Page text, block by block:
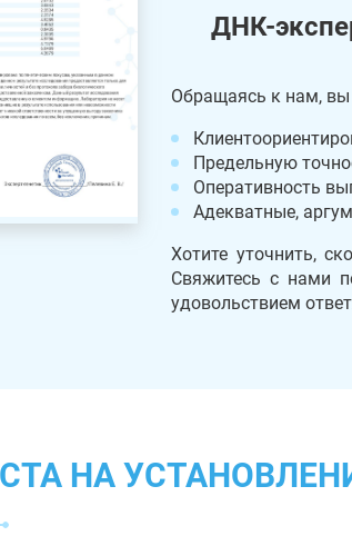
ДНК-
Обращаясь к нам, вы
Предельную
Оперативность
Адекватные,
Хотите уточнить,
Свяжитесь с нами
удовольствием
НА